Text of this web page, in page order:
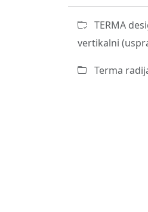
TERMA
vertikalni
Terma